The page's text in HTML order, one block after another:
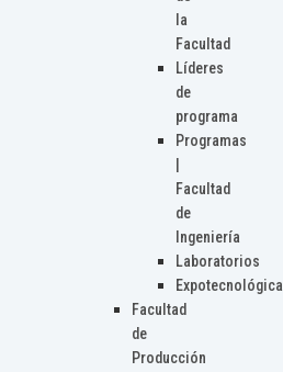
la
Facultad
Líderes
de
programa
Programas
Facultad
de
Ingeniería
Laboratorios
Expotecnológica
Facultad
de
Producción